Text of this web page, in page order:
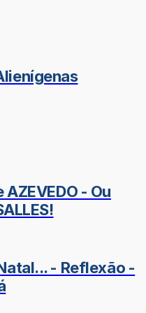
AZEVEDO - Ou
- Reflexão -